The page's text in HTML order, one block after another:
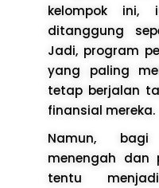
kelompok ini,
ditanggung
Jadi, program
yang paling
tetap berjalan
finansial mereka.
Namun,
menengah dan
tentu